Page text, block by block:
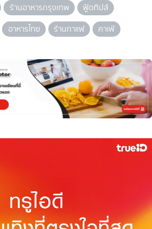
ร้านอาหารกรุงเทพ
ฟู้ดทิปส์
อาหารไทย ร้านกาแฟ คาเฟ่